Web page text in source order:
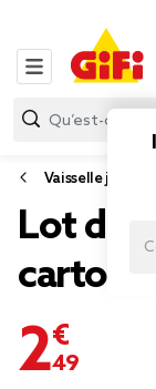
Vaisselle
Lot de
carton
2,49 €